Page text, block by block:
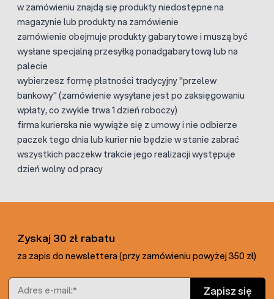
w zamówieniu znajdą się produkty niedostępne na
magazynie lub produkty na zamówienie
zamówienie obejmuje produkty gabarytowe i muszą być
wysłane specjalną przesyłką ponadgabarytową lub na
palecie
wybierzesz formę płatności tradycyjny "przelew
bankowy" (zamówienie wysyłane jest po zaksięgowaniu
wpłaty, co zwykle trwa 1 dzień roboczy)
firma kurierska nie wywiąże się z umowy i nie odbierze
paczek tego dnia lub kurier nie będzie w stanie zabrać
wszystkich paczekw trakcie jego realizacji występuje
dzień wolny od pracy
Zyskaj 30 zł rabatu
za zapis do newslettera (przy zamówieniu powyżej 350 zł)
Adres e-mail
Zapisz się